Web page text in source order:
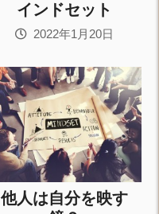
インドセット
2022年1月20日
他人は自分を映す